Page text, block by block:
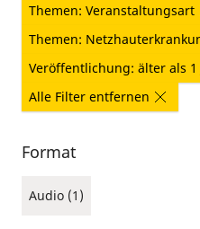
Themen: Veranstaltungsart
Themen:
Veröffentlichung: älter als 1
Alle Filter entfernen
Format
Audio (1)